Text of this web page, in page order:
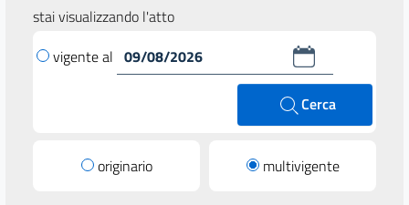
stai visualizzando l'atto
vigente al
Cerca
originario multivigente